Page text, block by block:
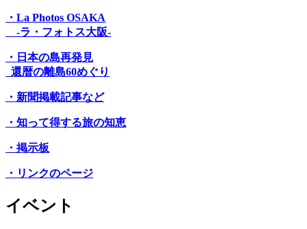
・La Photos OSAKA
-ラ・フォトス大阪-
・日本の島再発見
還暦の離島60めぐり
・新聞掲載記事など
・知って得する旅の知恵
・掲示板
・リンクのページ
イベント